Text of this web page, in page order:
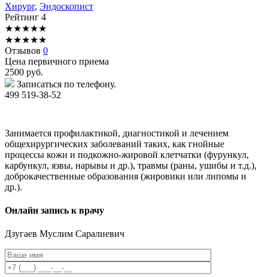
Хирург, Эндоскопист
Рейтинг 4
★★★★★
★★★★★
Отзывов 0
Цена первичного приема
2500 руб.
Записаться по телефону.
499 519-38-52
Занимается профилактикой, диагностикой и лечением
общехирургических заболеваний таких, как гнойные
процессы кожи и подкожно-жировой клетчатки (фурункул,
карбункул, язвы, нарывы и др.), травмы (раны, ушибы и т.д.),
доброкачественные образования (жировики или липомы и
др.).
Онлайн запись к врачу
Дзугаев Муслим Саралиевич